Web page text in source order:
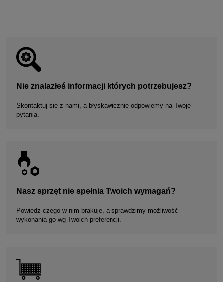
Nie znalazłeś informacji których potrzebujesz?
Skontaktuj się z nami, a błyskawicznie odpowiemy na Twoje
pytania.
Nasz sprzęt nie spełnia Twoich wymagań?
Powiedz czego w nim brakuje, a sprawdzimy możliwość
wykonania go wg Twoich preferencji.